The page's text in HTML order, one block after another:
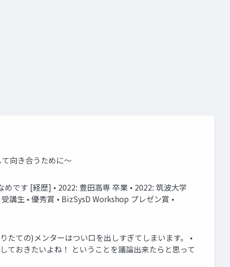
向き合うために～
です [経歴] • 2022: 豊田高専 卒業 • 2022: 筑波大学
生 • 優秀賞 • BizSysD Workshop プレゼン賞 •
たての)メンターはつい口を出しすぎてしまいます。 •
ておきたいよね！ ということを議論出来たらと思って